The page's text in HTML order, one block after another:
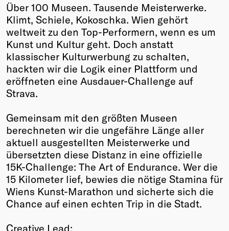
Über 100 Museen. Tausende Meisterwerke.
Klimt, Schiele, Kokoschka. Wien gehört
weltweit zu den Top-Performern, wenn es um
Kunst und Kultur geht. Doch anstatt
klassischer Kulturwerbung zu schalten,
hackten wir die Logik einer Plattform und
eröffneten eine Ausdauer-Challenge auf
Strava.
Gemeinsam mit den größten Museen
berechneten wir die ungefähre Länge aller
aktuell ausgestellten Meisterwerke und
übersetzten diese Distanz in eine offizielle
15K-Challenge: The Art of Endurance. Wer die
15 Kilometer lief, bewies die nötige Stamina für
Wiens Kunst-Marathon und sicherte sich die
Chance auf einen echten Trip in die Stadt.
Creative Lead: